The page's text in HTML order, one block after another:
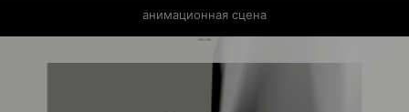
анимационная сцена